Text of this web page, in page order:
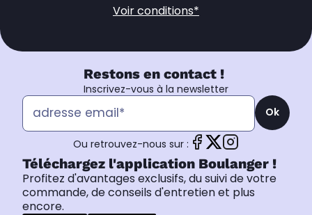
Voir conditions*
Restons en contact !
Inscrivez-vous à la newsletter
Ok
Ou retrouvez-nous sur :
Téléchargez l'application Boulanger !
Profitez d'avantages exclusifs, du suivi de votre
commande, de conseils d'entretien et plus
encore.